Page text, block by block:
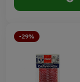
-29%